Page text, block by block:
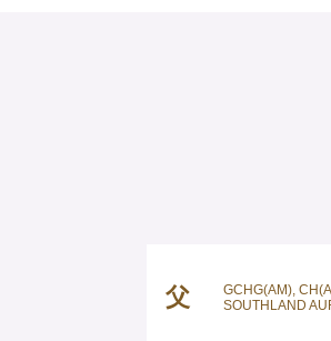
父
GCHG(AM),
SOUTHLAND